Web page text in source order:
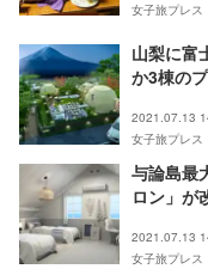
女子旅プレス
山梨に富
か3棟の
2021.07.13
女子旅プレス
与論島最
ロン」が
2021.07.13
女子旅プレス